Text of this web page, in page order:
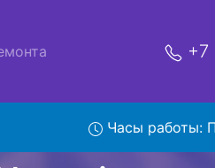
+7
Часы работы:
время и деньги на